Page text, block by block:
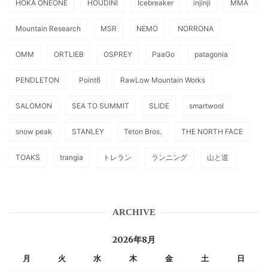
HOKA ONEONE HOUDINI Icebreaker injinji MMA
Mountain Research MSR NEMO NORRONA
OMM ORTLIEB OSPREY PaaGo patagonia
PENDLETON Point6 RawLow Mountain Works
SALOMON SEA TO SUMMIT SLIDE smartwool
snow peak STANLEY Teton Bros. THE NORTH FACE
TOAKS trangia トレラン ランニング 山と道
ARCHIVE
2026年8月
月 火 水 木 金 土 日